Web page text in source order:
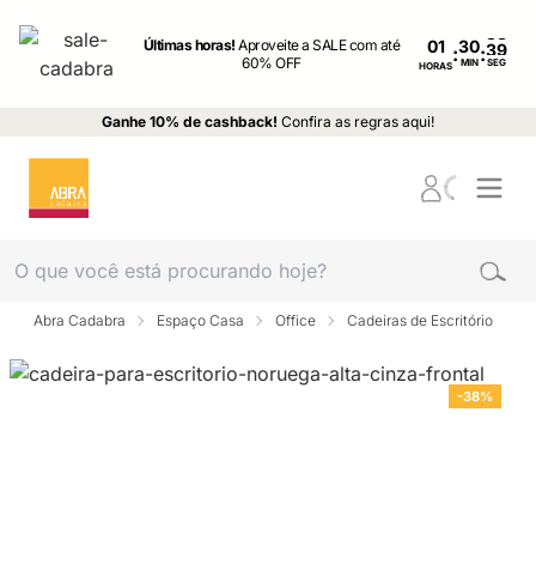
Últimas horas!Aproveite a SALE com até
60% OFF
01
HORAS: MIN : SEG
Ganhe 10% de cashback! Confira as regras aqui!
Abra Cadabra Espaço Casa Office Cadeiras de Escritório
-38%